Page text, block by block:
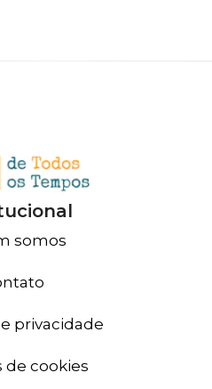
somos
privacidade
de cookies